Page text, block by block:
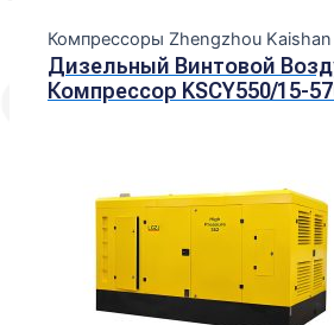
Компрессоры Zhengzhou
Дизельный Винтовой
Компрессор KSCY550/15-